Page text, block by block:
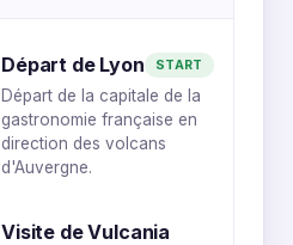
Départ de Lyon START
Départ de la capitale de la
gastronomie française en
direction des volcans
d'Auvergne.
Visite de Vulcania